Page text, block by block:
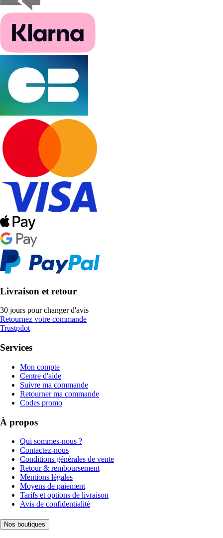
Livraison et retour
30 jours pour changer d'avis
Retournez votre commande
Trustpilot
Services
Mon compte
Centre d'aide
Suivre ma commande
Retourner ma commande
Codes promo
À propos
Qui sommes-nous ?
Contactez-nous
Conditions générales de vente
Retour & remboursement
Mentions légales
Moyens de paiement
Tarifs et options de livraison
Avis de confidentialité
Nos boutiques